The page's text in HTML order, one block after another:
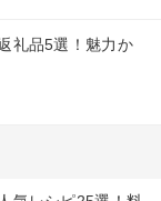
礼品5選！魅力か